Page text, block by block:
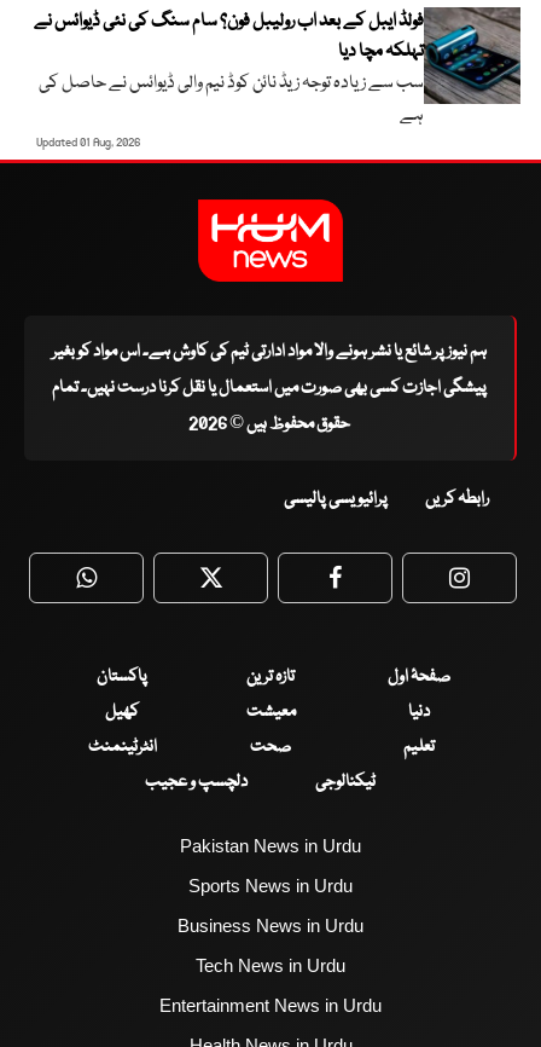
فولڈ ایبل کے بعد اب رولیبل فون؟ سام سنگ کی نئی ڈیوائس نے
تہلکہ مچا دیا
سب سے زیادہ توجہ زیڈ نائن کوڈ نیم والی ڈیوائس نے حاصل کی
ہے
Updated 01 Aug, 2026
ہم نیوز پر شائع یا نشر ہونے والا مواد ادارتی ٹیم کی کاوش ہے۔ اس مواد کو بغیر
پیشگی اجازت کسی بھی صورت میں استعمال یا نقل کرنا درست نہیں۔ تمام
حقوق محفوظ ہیں © 2026
رابطہ کریں پرائیویسی پالیسی
WhatsApp Twitter Facebook
صفحۂ اول تازہ ترین
پاکستان
دنیا
معیشت
کھیل
تعلیم
صحت
انٹرٹینمنٹ
ٹیکنالوجی
دلچسپ و عجیب
Pakistan News in Urdu
Sports News in Urdu
Business News in Urdu
Tech News in Urdu
Entertainment News in Urdu